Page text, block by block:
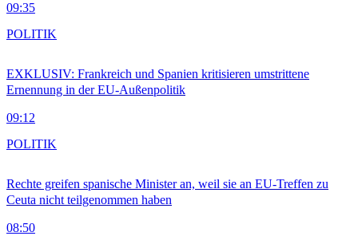
09:35
EXKLUSIV: Frankreich und Spanien kritisieren umstrittene
Ernennung in der EU-Außenpolitik
09:12
POLITIK
Rechte greifen spanische Minister an, weil sie an EU-Treffen zu
Ceuta nicht teilgenommen haben
08:50
POLITIK